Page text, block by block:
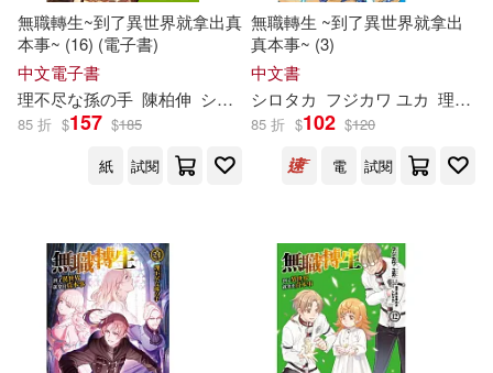
無職轉生~到了異世界就拿出真
本事~ (16) (電子書)
中文電子書
理不尽な孫の手 陳柏伸 シロタカ
85 折 $157 $185
紙
試閱
無職轉生 ~到了異世界就拿出
真本事~ (3)
中文書
シロタカ フジカワ ユカ 理不尽
85 折 $102 $120
電
試閱